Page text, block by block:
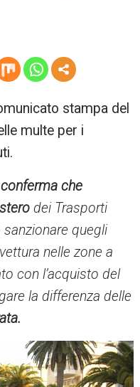
restampa del
multe per i
che
dei Trasporti
quegli
nelle zone a
con l’acquisto del
la differenza delle